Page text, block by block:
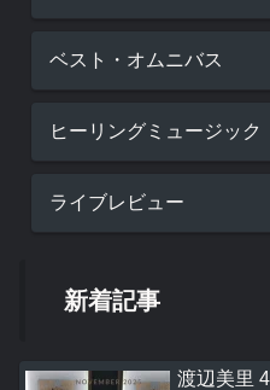
ベスト・オムニバス
ヒーリングミュージック
ライブレビュー
新着記事
渡辺美里